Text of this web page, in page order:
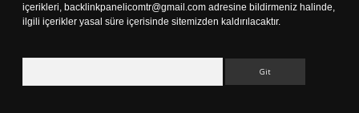
içerikleri, backlinkpanelicomtr@gmail.com adresine bildirmeniz halinde,
ilgili içerikler yasal süre içerisinde sitemizden kaldırılacaktır.